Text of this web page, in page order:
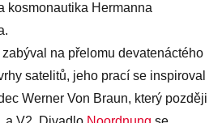
kosmonautika Hermanna
zabýval na přelomu devatenáctého
satelitů, jeho prací se inspiroval
Werner Von Braun, který později